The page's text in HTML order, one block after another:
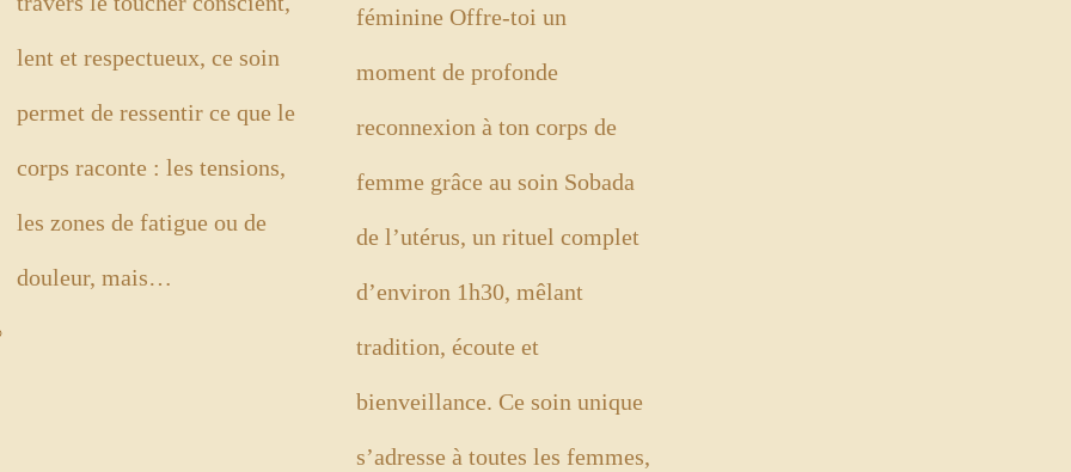
lent et respectueux, ce soin
permet de ressentir ce que le
corps raconte : les tensions,
les zones de fatigue ou de
douleur, mais…
féminine Offre-toi un
moment de profonde
reconnexion à ton corps de
femme grâce au soin Sobada
de l’utérus, un rituel complet
d’environ 1h30, mêlant
tradition, écoute et
bienveillance. Ce soin unique
s’adresse à toutes les femmes,